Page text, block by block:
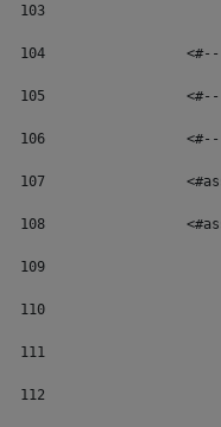
103
104
105
106
107
108
109
110
111
112